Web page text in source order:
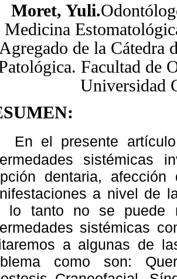
Moret, Yuli.
Medicina
de la Cátedra
Facultad de
Universidad
En el presente
sistémicas
dentaria,
a nivel de
lo tanto no se puede
sistémicas
a algunas de
como son: